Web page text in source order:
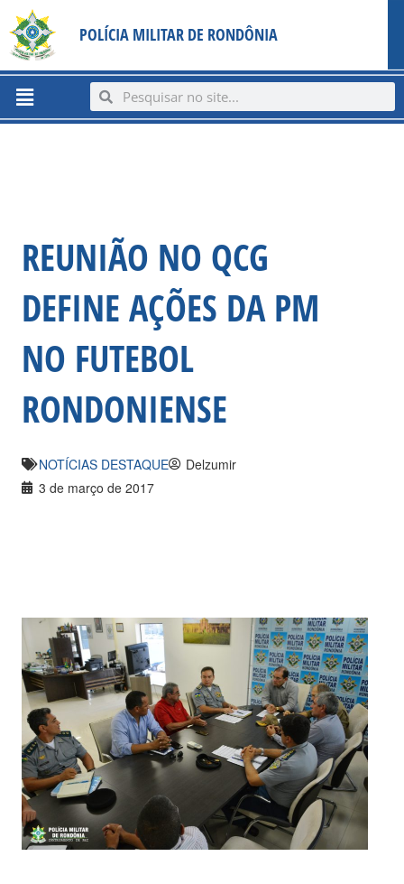
content
para
conteúdo
POLÍCIA MILITAR DE RONDÔNIA
Menu SearchSearch
REUNIÃO NO QCG
DEFINE AÇÕES DA PM
NO FUTEBOL
RONDONIENSE
NOTÍCIAS DESTAQUE
Delzumir
3 de março de 2017